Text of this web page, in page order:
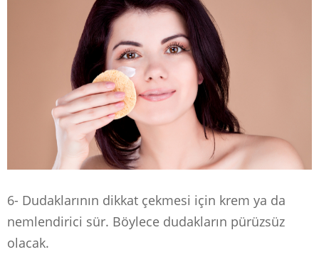
6- Dudaklarının dikkat çekmesi için krem ya da
nemlendirici sür. Böylece dudakların pürüzsüz
olacak.